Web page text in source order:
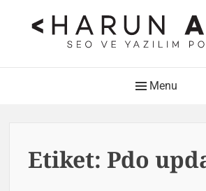
HARUN ALP
SEO ve Yazılım
Menu
Etiket: Pdo